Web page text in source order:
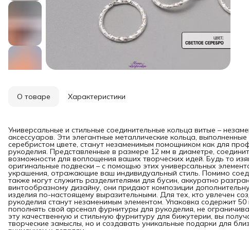
О товаре Характеристики
Универсальные и стильные соединительные кольца витые –
аксессуаров. Эти элегантные металлические кольца,
серебристом цвете, станут незаменимым помощником как для
рукоделия. Представленные в размере 12 мм в диаметре,
возможности для воплощения ваших творческих идей. Будь то
оригинальные подвески – с помощью этих универсальных
украшения, отражающие ваш индивидуальный стиль. Помимо
также могут служить разделителями для бусин, аккуратно
винтообразному дизайну, они придают композиции
изделия по-настоящему выразительными. Для тех, кто увлечен
рукоделия станут незаменимым элементом. Упаковка содержит 50
пополнять свой арсенал фурнитуры для рукоделия, не
эту качественную и стильную фурнитуру для бижутерии, вы
творческие замыслы, но и создавать уникальные подарки для